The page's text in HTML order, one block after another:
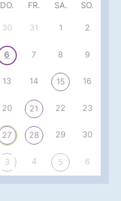
DO. FR. SA. SO.
30 31 1 2
6 7 8 9
13 14 15 16
20 21 22 23
27 28 29 30
3 4 5 6